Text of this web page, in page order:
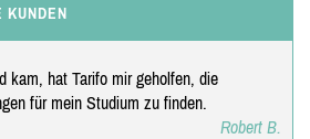
KUNDEN
kam, hat Tarifo mir geholfen, die
für mein Studium zu finden.
Robert B.